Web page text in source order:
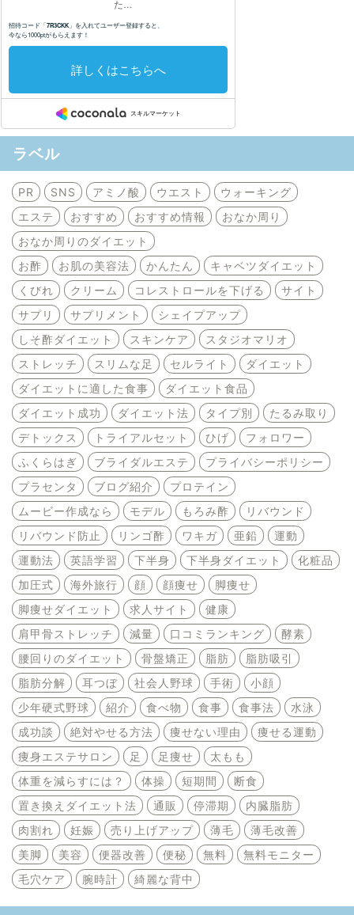
ラベル
PR SNS アミノ酸 ウエスト
ウォーキング
エステ
おすすめ おすすめ情報
おなか周り
おなか周りのダイエット
お酢
お肌の美容法 かんたん
キャベツダイエット
くびれ
クリーム コレストロールを下げる
サイト
サプリ
サプリメント
シェイプアップ
しそ酢ダイエット
スキンケア
スタジオマリオ
ストレッチ
スリムな足 セルライト
ダイエット
ダイエットに適した食事
ダイエット食品
ダイエット成功
ダイエット法 タイプ別
たるみ取り
デトックス
トライアルセット ひげ
フォロワー
ふくらはぎ
ブライダルエステ
プライバシーポリシー
プラセンタ
ブログ紹介
プロテイン
ムービー作成なら
モデル もろみ酢
リバウンド
リバウンド防止
リンゴ酢 ワキガ 亜鉛
運動
運動法
英語学習 下半身 下半身ダイエット
化粧品
加圧式
海外旅行 顔 顔痩せ
脚痩せ
脚痩せダイエット
求人サイト
健康
肩甲骨ストレッチ
減量 口コミランキング
酵素
腰回りのダイエット
骨盤矯正 脂肪
脂肪吸引
脂肪分解
耳つぼ 社会人野球 手術
小顔
少年硬式野球
紹介 食べ物 食事 食事法
水泳
成功談
絶対やせる方法 痩せない理由
痩せる運動
痩身エステサロン
足 足痩せ
太もも
体重を減らすには？
体操 短期間
断食
置き換えダイエット法
通販 停滞期
内臓脂肪
肉割れ
妊娠 売り上げアップ 薄毛
薄毛改善
美脚
美容 便器改善 便秘 無料
無料モニター
毛穴ケア
腕時計 綺麗な背中